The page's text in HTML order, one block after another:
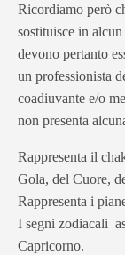
Ricordiamo però
sostituisce in
devono pertanto
un professionista
coadiuvante e/o
non presenta
Rappresenta il
Gola, del Cuore,
Rappresenta i
I segni zodiacali
Capricorno.